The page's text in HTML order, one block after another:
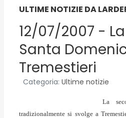
ULTIME NOTIZIE DA
12/07/2007 -
Santa
Tremestieri
Categoria: Ultime notizie
La
tradizionalmente si svolge a